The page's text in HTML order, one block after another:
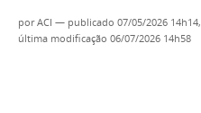
porACI — publicado 07/05/2026 14h14,
última modificação 06/07/2026 14h58